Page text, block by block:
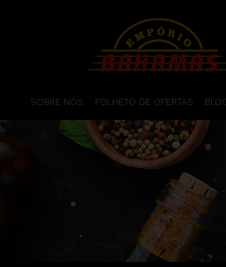
SOBRE NÓS FOLHETO DE OFERTAS